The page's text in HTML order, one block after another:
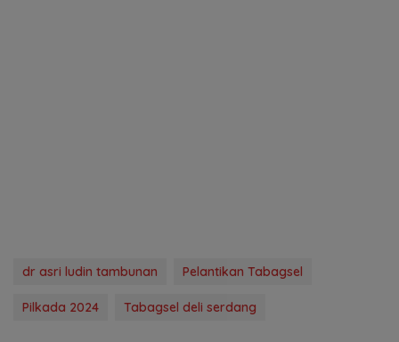
dr asri ludin tambunan Pelantikan Tabagsel
Pilkada 2024 Tabagsel deli serdang